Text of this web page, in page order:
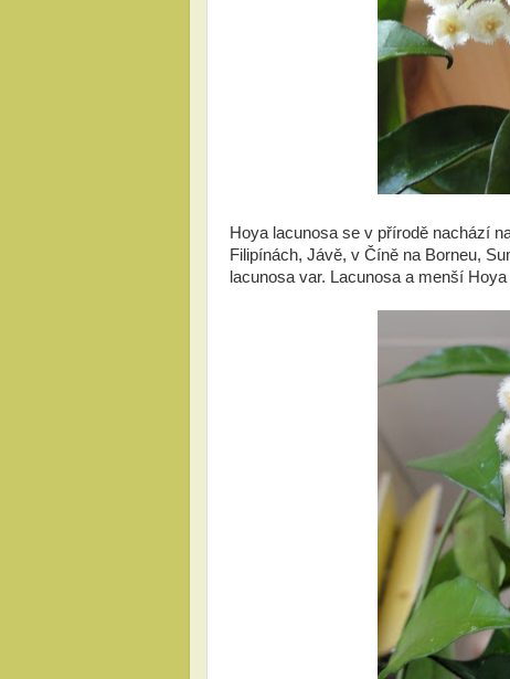
Hoya lacunosa se v přírodě nachází
Filipínách, Jávě, v Číně na Borneu,
lacunosa var. Lacunosa a menší